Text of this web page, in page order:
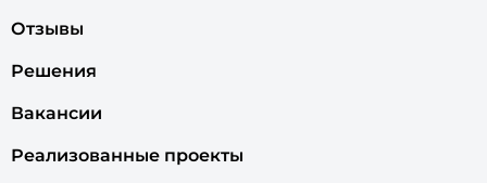
Отзывы
Решения
Вакансии
Реализованные проекты